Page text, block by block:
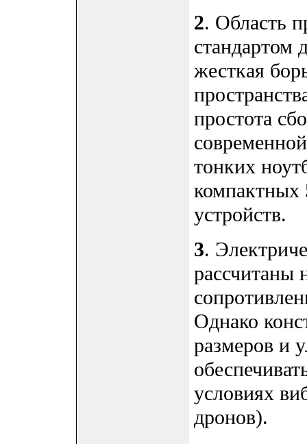
2. Область
стандартом
жесткая
простота
тонких
устройств.
3.
рассчитаны
Однако
размеров и
условиях
дронов).